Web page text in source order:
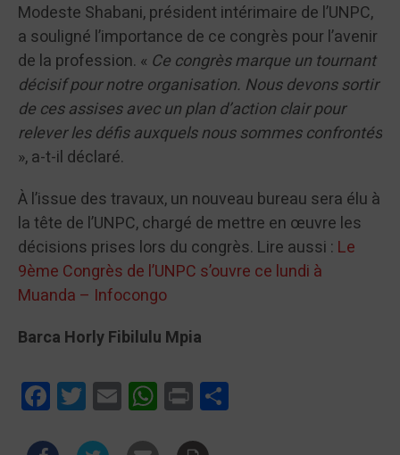
Modeste Shabani, président intérimaire de l’UNPC,
a souligné l’importance de ce congrès pour l’avenir
de la profession. « Ce congrès marque un tournant
décisif pour notre organisation. Nous devons sortir
de ces assises avec un plan d’action clair pour
relever les défis auxquels nous sommes confrontés
», a-t-il déclaré.
À l’issue des travaux, un nouveau bureau sera élu à
la tête de l’UNPC, chargé de mettre en œuvre les
décisions prises lors du congrès. Lire aussi : Le
9ème Congrès de l’UNPC s’ouvre ce lundi à
Muanda – Infocongo
Barca Horly Fibilulu Mpia
FacebookTwitterEmail WhatsApp
Print